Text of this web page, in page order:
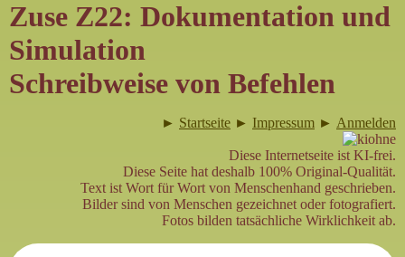
Zuse Z22: Dokumentation und
Simulation
Schreibweise von Befehlen
► Startseite ► Impressum ► Anmelden
Diese Internetseite ist KI-frei.
Diese Seite hat deshalb 100% Original-Qualität.
Text ist Wort für Wort von Menschenhand geschrieben.
Bilder sind von Menschen gezeichnet oder fotografiert.
Fotos bilden tatsächliche Wirklichkeit ab.